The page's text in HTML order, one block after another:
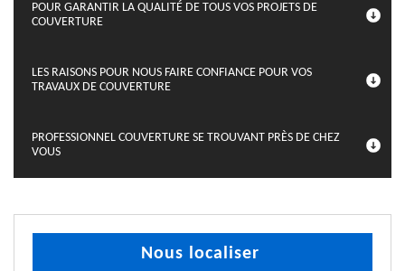
POUR GARANTIR LA QUALITÉ DE TOUS VOS PROJETS DE
COUVERTURE
LES RAISONS POUR NOUS FAIRE CONFIANCE POUR VOS
TRAVAUX DE COUVERTURE
PROFESSIONNEL COUVERTURE SE TROUVANT PRÈS DE CHEZ
VOUS
Nous localiser